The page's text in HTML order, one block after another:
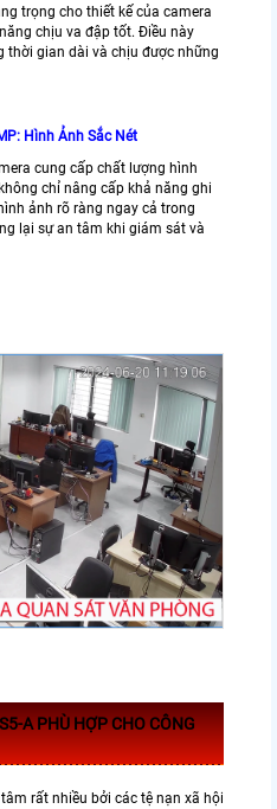
trọng cho thiết kế của camera
chịu va đập tốt. Điều này
thời gian dài và chịu được những
Hình Ảnh Sắc Nét
cung cấp chất lượng hình
chỉ nâng cấp khả năng ghi
ảnh rõ ràng ngay cả trong
lại sự an tâm khi giám sát và
A PHÙ HỢP CHO CÔNG
rất nhiều bởi các tệ nạn xã hội